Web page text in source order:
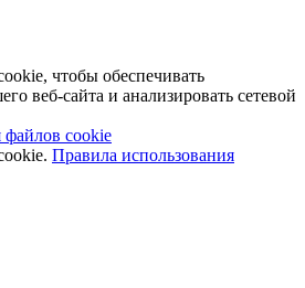
чтобы обеспечивать
веб-сайта и анализировать сетевой
файлов cookie
Правила использования